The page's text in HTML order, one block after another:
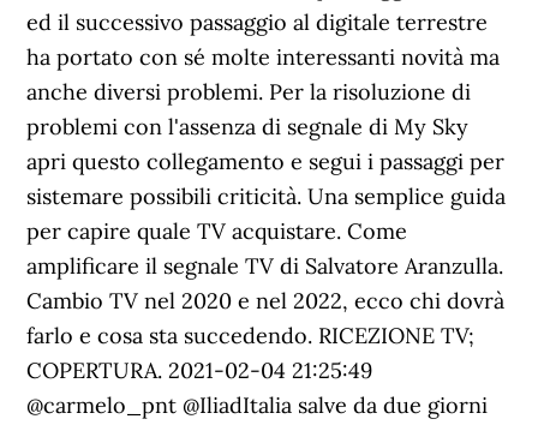
ed il successivo passaggio al digitale terrestre
ha portato con sé molte interessanti novità ma
anche diversi problemi. Per la risoluzione di
problemi con l'assenza di segnale di My Sky
apri questo collegamento e segui i passaggi per
sistemare possibili criticità. Una semplice guida
per capire quale TV acquistare. Come
amplificare il segnale TV di Salvatore Aranzulla.
Cambio TV nel 2020 e nel 2022, ecco chi dovrà
farlo e cosa sta succedendo. RICEZIONE TV;
COPERTURA. 2021-02-04 21:25:49
@carmelo_pnt @IliadItalia salve da due giorni